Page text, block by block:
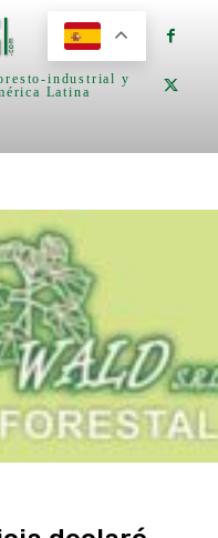
industrial y
Latina